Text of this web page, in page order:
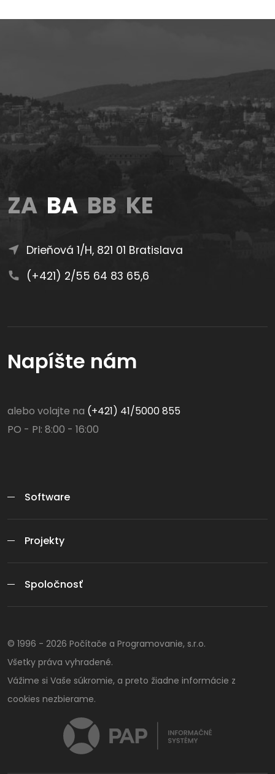
ZA BA BB KE
Drieňová 1/H, 821 01 Bratislava
(+421) 2/55 64 83 65,6
Napíšte nám
alebo volajte na (+421) 41/5000 855
PO - PI: 8:00 - 16:00
Software
Projekty
Spoločnosť
© 1996 - 2026 Počítače a Programovanie, s.r.o.
Všetky práva vyhradené.
Vážime si Vaše súkromie, a preto žiadne informácie z
cookies nezbierame.